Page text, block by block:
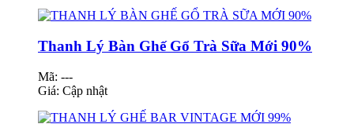
Thanh Lý Bàn Ghế Gổ Trà Sữa Mới 90%
Mã: ---
Giá: Cập nhật